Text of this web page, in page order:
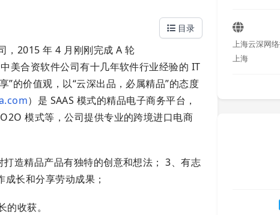
目录
，2015 年 4 月刚刚完成 A 轮
美合资软件公司有十几年软件行业经验的 IT
”的价值观，以“云深出品，必属精品”的态度
）是 SAAS 模式的精品电子商务平台，
模式等，公司提供专业的跨境进口电商
造精品产品有独特的创意和想法； 3、有志
长和分享劳动成果；
收获。
上海云深网
上海